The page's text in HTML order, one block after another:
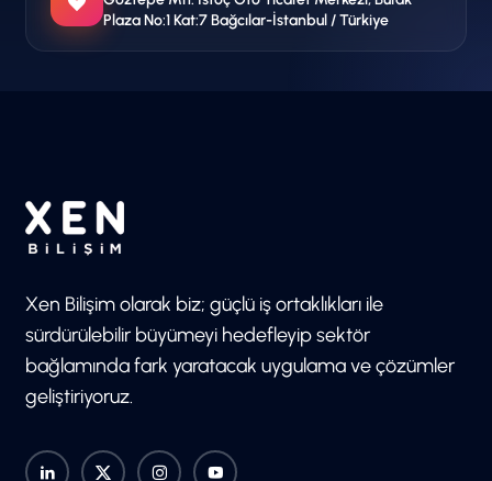
Plaza No:1 Kat:7 Bağcılar-İstanbul / Türkiye
Xen Bilişim olarak biz; güçlü iş ortaklıkları ile
sürdürülebilir büyümeyi hedefleyip sektör
bağlamında fark yaratacak uygulama ve çözümler
geliştiriyoruz.